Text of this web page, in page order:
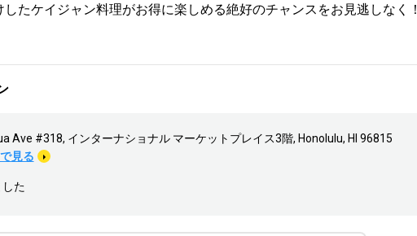
たケイジャン料理がお得に楽しめる絶好のチャンスをお見逃しなく！
Ave #318, インターナショナル マーケットプレイス3階, Honolulu, HI 96815
見る
た